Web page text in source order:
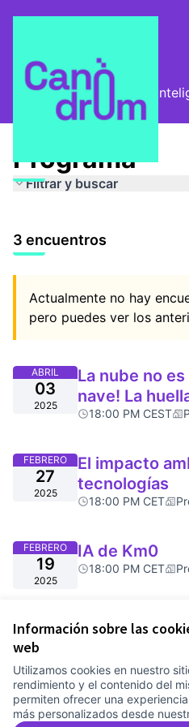
Información sobre las
web
Utilizamos cookies en nuestro
rendimiento y el contenido del
permiten ofrecer una
más personalizados desde
Programa
Programa
Filtrar y buscar
3 encuentros
Actualmente no hay
pero puedes ver los
ABRIL
03
2025
La nube no
nave! La
18:00 PM CEST
FEBRERO
27
2025
El impacto
tecnologías
18:00 PM CET
FEBRERO
19
2025
IA de Km0
18:00 PM CET